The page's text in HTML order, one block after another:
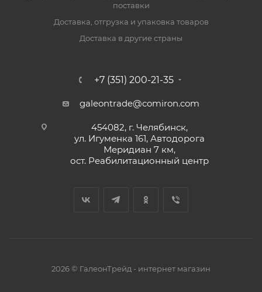
поставки
Доставка, отгрузка и упаковка товаров
Доставка в другие страны
+7 (351) 200-21-35
galeontrade@comiron.com
454082, г. Челябинск,
ул. Игуменка 161, Автодорога
Меридиан 7 км,
ост. Реабилитационный центр
2026 © ГалеонТрейд - интернет магазин